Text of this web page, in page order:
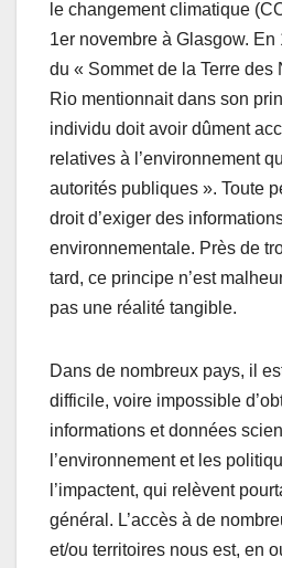
le changement climatique
1er novembre à Glasgow.
du « Sommet de la Terre des
Rio mentionnait dans son
individu doit avoir dûment
relatives à l’environnement
autorités publiques ». Toute
droit d’exiger des
environnementale. Près de
tard, ce principe n’est
pas une réalité tangible.
Dans de nombreux pays, il
difficile, voire impossible
informations et données
l’environnement et les
l’impactent, qui relèvent
général. L’accès à de
et/ou territoires nous est, en